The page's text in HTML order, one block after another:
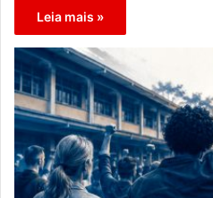
Leia mais »